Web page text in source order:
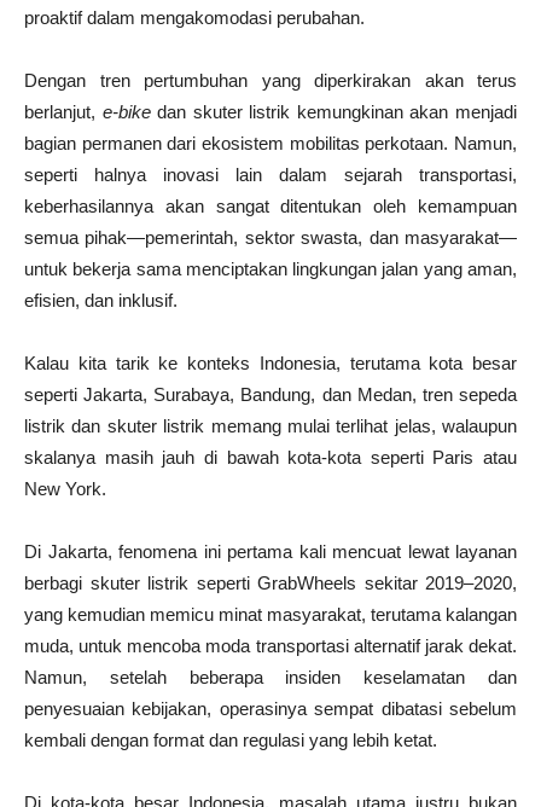
proaktif dalam mengakomodasi perubahan.
Dengan tren pertumbuhan yang diperkirakan akan terus
berlanjut, e-bikedan skuter listrik kemungkinan akan menjadi
bagian permanen dari ekosistem mobilitas perkotaan. Namun,
seperti halnya inovasi lain dalam sejarah transportasi,
keberhasilannya akan sangat ditentukan oleh kemampuan
semua pihak—pemerintah, sektor swasta, dan masyarakat—
untuk bekerja sama menciptakan lingkungan jalan yang aman,
efisien, dan inklusif.
Kalau kita tarik ke konteks Indonesia, terutama kota besar
seperti Jakarta, Surabaya, Bandung, dan Medan, tren sepeda
listrik dan skuter listrik memang mulai terlihat jelas, walaupun
skalanya masih jauh di bawah kota-kota seperti Paris atau
New York.
Di Jakarta, fenomena ini pertama kali mencuat lewat layanan
berbagi skuter listrik seperti GrabWheels sekitar 2019–2020,
yang kemudian memicu minat masyarakat, terutama kalangan
muda, untuk mencoba moda transportasi alternatif jarak dekat.
Namun, setelah beberapa insiden keselamatan dan
penyesuaian kebijakan, operasinya sempat dibatasi sebelum
kembali dengan format dan regulasi yang lebih ketat.
Di kota-kota besar Indonesia, masalah utama justru bukan